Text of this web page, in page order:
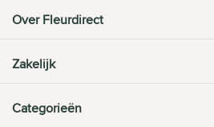
Over Fleurdirect
Zakelijk
Categorieën